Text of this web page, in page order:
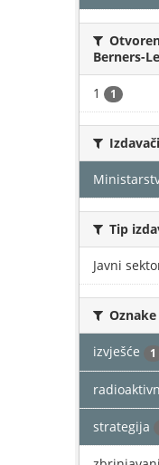
Berners-
1 1
Izdavači
Tip
Javni
Oznake
izvješće 1
strategija